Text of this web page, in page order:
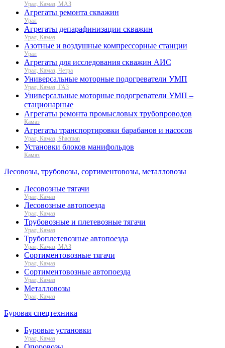
Урал, Камаз, МАЗ
Агрегаты ремонта скважин
Урал
Агрегаты депарафинизации скважин
Урал, Камаз
Азотные и воздушные компрессорные станции
Урал
Агрегаты для исследования скважин АИС
Урал, Камаз, Четра
Универсальные моторные подогреватели УМП
Урал, Камаз, ГАЗ
Универсальные моторные подогреватели УМП –
стационарные
Агрегаты ремонта промысловых трубопроводов
Камаз
Агрегаты транспортировки барабанов и насосов
Урал, Камаз, Shacman
Установки блоков манифольдов
Камаз
Лесовозы, трубовозы, сортиментовозы, металловозы
Лесовозные тягачи
Урал, Камаз
Лесовозные автопоезда
Урал, Камаз
Трубовозные и плетевозные тягачи
Урал, Камаз
Трубоплетевозные автопоезда
Урал, Камаз, МАЗ
Сортиментовозные тягачи
Урал, Камаз
Сортиментовозные автопоезда
Урал, Камаз
Металловозы
Урал, Камаз
Буровая спецтехника
Буровые установки
Урал, Камаз